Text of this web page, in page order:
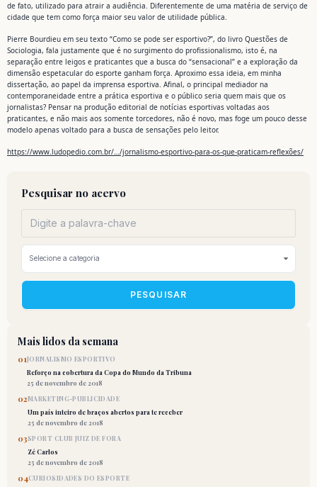
de fato, utilizado para atrair a audiência. Diferentemente de uma matéria de serviço de
cidade que tem como força maior seu valor de utilidade pública.
Pierre Bourdieu em seu texto “Como se pode ser esportivo?”, do livro Questões de
Sociologia, fala justamente que é no surgimento do profissionalismo, isto é, na
separação entre leigos e praticantes que a busca do “sensacional” e a exploração da
dimensão espetacular do esporte ganham força. Aproximo essa ideia, em minha
dissertação, ao papel da imprensa esportiva. Afinal, o principal mediador na
contemporaneidade entre a prática esportiva e o público seria quem mais que os
jornalistas? Pensar na produção editorial de notícias esportivas voltadas aos
praticantes, e não mais aos somente torcedores, não é novo, mas foge um pouco desse
modelo apenas voltado para a busca de sensações pelo leitor.
https://www.ludopedio.com.br/…/jornalismo-esportivo-para-os-que-praticam-reflexões/
Pesquisar no acervo
PESQUISAR
Mais lidos da semana
01JORNALISMO ESPORTIVO
Reforço na cobertura da Copa do Mundo da Tribuna
25 de novembro de 2018
02MARKETING-PUBLICIDADE
Um país inteiro de braços abertos para te receber
25 de novembro de 2018
03SPORT CLUB JUIZ DE FORA
Zé Carlos
25 de novembro de 2018
04CURIOSIDADES DO ESPORTE